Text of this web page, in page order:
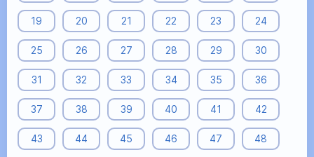
19 20 21 22 23 24
25 26 27 28 29 30
31 32 33 34 35 36
37 38 39 40 41 42
43 44 45 46 47 48